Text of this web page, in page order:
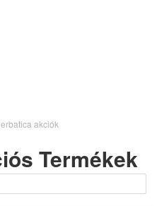
akciók
Termékek